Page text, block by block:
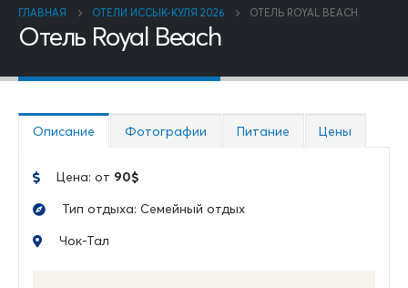
ГЛАВНАЯ ОТЕЛИ ИССЫК-КУЛЯ 2026 ОТЕЛЬ ROYAL BEACH
Отель Royal Beach
Описание Фотографии Питание Цены
Цена: от 90$
Тип отдыха: Семейный отдых
Чок-Тал